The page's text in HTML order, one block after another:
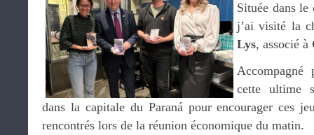
Située dans
j’ai visité la
Lys, associé à
cette ultime
dans la capitale du Paraná pour encourager ces
rencontrés lors de la réunion économique du matin.